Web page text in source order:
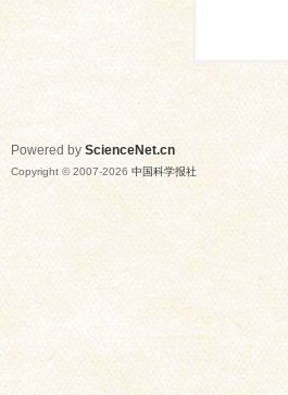
Powered by ScienceNet.cn
Copyright © 2007-2026 中国科学报社